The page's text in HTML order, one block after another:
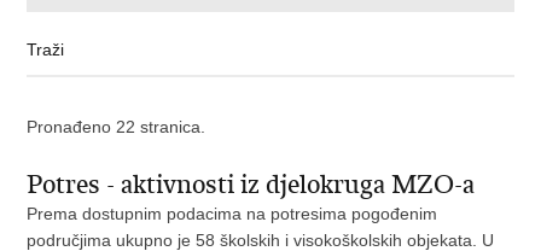
Pronađeno 22 stranica.
Potres - aktivnosti iz djelokruga MZO-a
Prema dostupnim podacima na potresima pogođenim
područjima ukupno je 58 školskih i visokoškolskih objekata. U